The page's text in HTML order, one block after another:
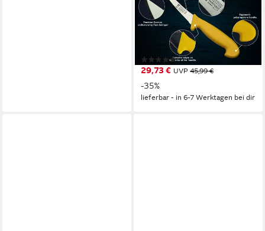
Ausbeinmesser 2-tlg 5 Zoll
Ausbeinmesser Solingen
Metzgermesser
Fleischmesser
(6)
29,73 € UVP 45,99 €
-35%
lieferbar - in 6-7 Werktagen bei dir